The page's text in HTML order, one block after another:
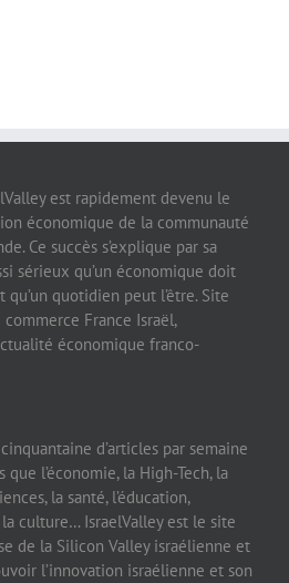
est rapidement devenu le
économique de la communauté
Ce succès s’explique par sa
sérieux qu’un économique doit
qu’un quotidien peut l’être. Site
France Israël,
économique franco-
d’articles par semaine
que l’économie, la High-Tech, la
la santé, l’éducation,
culture… IsraelValley est le site
de la Silicon Valley israélienne et
l’innovation israélienne et son